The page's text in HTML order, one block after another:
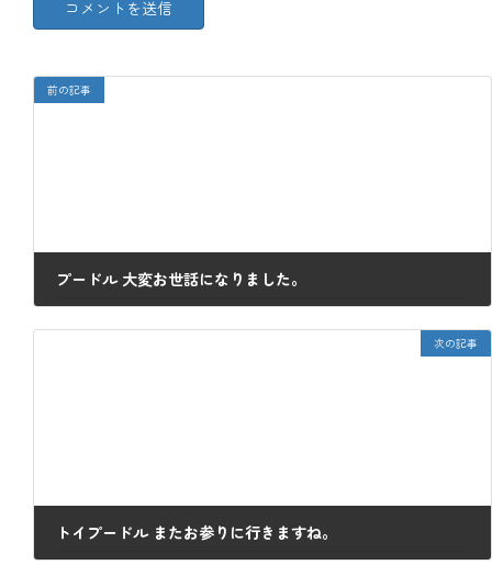
前の記事
プードル 大変お世話になりました。
次の記事
トイプードル またお参りに行きますね。